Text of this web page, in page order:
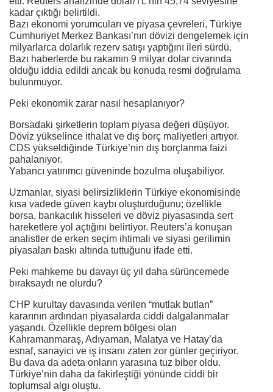
kadar çıktığı belirtildi.
Bazı ekonomi yorumcuları ve piyasa çevreleri, Türkiye
Cumhuriyet Merkez Bankası’nın dövizi dengelemek için
milyarlarca dolarlık rezerv satışı yaptığını ileri sürdü.
Bazı haberlerde bu rakamın 9 milyar dolar civarında
olduğu iddia edildi ancak bu konuda resmi doğrulama
bulunmuyor.
Peki ekonomik zarar nasıl hesaplanıyor?
Borsadaki şirketlerin toplam piyasa değeri düşüyor.
Döviz yükselince ithalat ve dış borç maliyetleri artıyor.
CDS yükseldiğinde Türkiye’nin dış borçlanma faizi
pahalanıyor.
Yabancı yatırımcı güveninde bozulma oluşabiliyor.
Uzmanlar, siyasi belirsizliklerin Türkiye ekonomisinde
kısa vadede güven kaybı oluşturduğunu; özellikle
borsa, bankacılık hisseleri ve döviz piyasasında sert
hareketlere yol açtığını belirtiyor. Reuters’a konuşan
analistler de erken seçim ihtimali ve siyasi gerilimin
piyasaları baskı altında tuttuğunu ifade etti.
Peki mahkeme bu davayı üç yıl daha sürüncemede
bıraksaydı ne olurdu?
CHP kurultay davasında verilen “mutlak butlan”
kararının ardından piyasalarda ciddi dalgalanmalar
yaşandı. Özellikle deprem bölgesi olan
Kahramanmaraş, Adıyaman, Malatya ve Hatay’da
esnaf, sanayici ve iş insanı zaten zor günler geçiriyor.
Bu dava da adeta onların yarasına tuz biber oldu.
Türkiye’nin daha da fakirleştiği yönünde ciddi bir
toplumsal algı oluştu.